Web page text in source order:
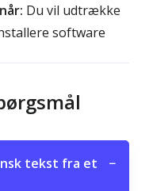
Du vil udtrække
software
tekst fra et
−